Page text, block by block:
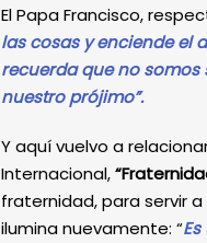
El Papa Francisco,
las cosas y enciende el
recuerda que no
nuestro prójimo”.
Y aquí vuelvo a
Internacional,
fraternidad, para servir
ilumina nuevamente: “Es